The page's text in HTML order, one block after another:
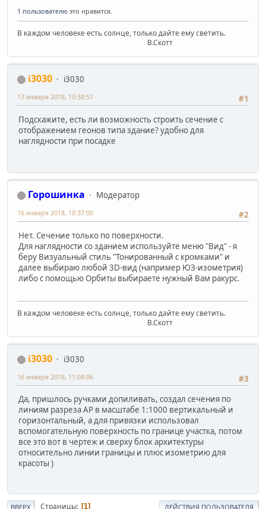
1 пользователю это нравится.
В каждом человеке есть солнце, только дайте ему светить.
В.Скотт
i3030
i3030
#1
13 января 2018, 10:38:51
Подскажите, есть ли возможность строить сечение с
отображением геонов типа здание? удобно для
наглядности при посадке
Горошинка
Модератор
#2
16 января 2018, 10:37:00
Нет. Сечение только по поверхности.
Для наглядности со зданием используйте меню "Вид" - я
беру Визуальный стиль "Тонированный с кромками" и
далее выбираю любой 3D-вид (например ЮЗ-изометрия)
либо с помощью Орбиты выбираете нужный Вам ракурс.
В каждом человеке есть солнце, только дайте ему светить.
В.Скотт
i3030
i3030
#3
16 января 2018, 11:08:06
Да, пришлось ручками допиливать, создал сечения по
линиям разреза АР в масштабе 1:1000 вертикальный и
горизонтальный, а для привязки использовал
вспомогательную поверхность по границе участка, потом
все это вот в чертеж и сверху блок архитектуры
относительно линии границы и плюс изометрию для
красоты )
ВВЕРХ Страницы 1 ДЕЙСТВИЯ ПОЛЬЗОВАТЕЛЯ